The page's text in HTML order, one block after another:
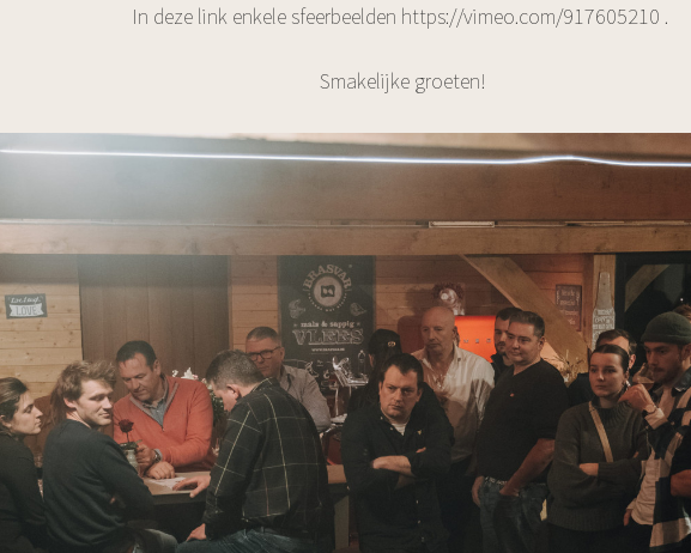
In deze link enkele sfeerbeelden https://vimeo.com/917605210 .
Smakelijke groeten!